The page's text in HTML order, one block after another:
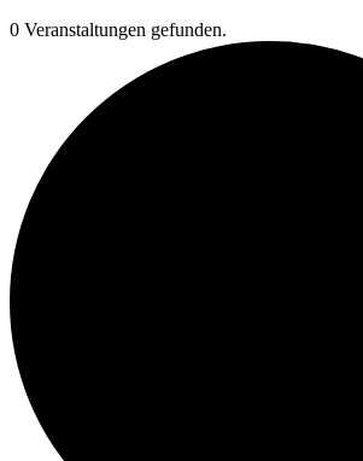
0 Veranstaltungen gefunden.